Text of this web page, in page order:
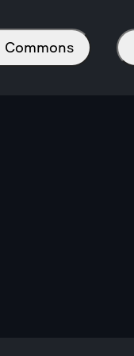
Commons